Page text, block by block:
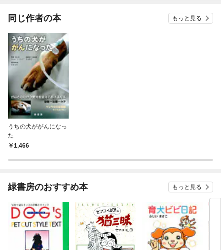
同じ作者の本 もっと見る
うちの犬ががんになっ
た
1,466
緑書房のおすすめ本 もっと見る